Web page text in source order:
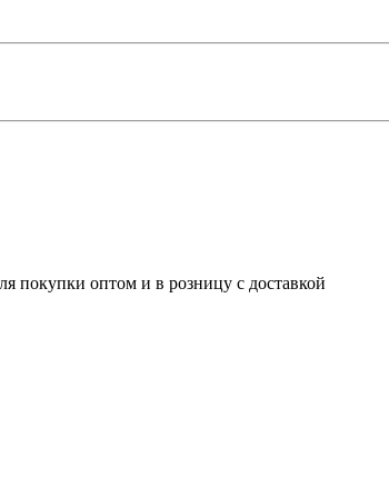
покупки оптом и в розницу с доставкой